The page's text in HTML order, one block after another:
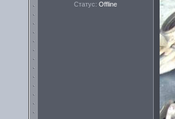
Статус: Offline